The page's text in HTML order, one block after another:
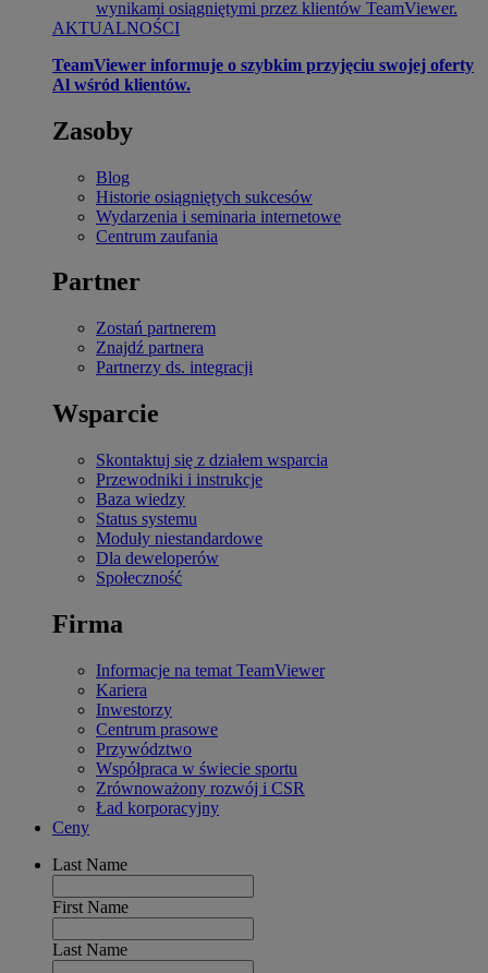
wynikami osiągniętymi przez klientów TeamViewer.
AKTUALNOŚCI
TeamViewer informuje o szybkim przyjęciu swojej oferty
Al wśród klientów.
Zasoby
Blog
Historie osiągniętych sukcesów
Wydarzenia i seminaria internetowe
Centrum zaufania
Partner
Zostań partnerem
Znajdź partnera
Partnerzy ds. integracji
Wsparcie
Skontaktuj się z działem wsparcia
Przewodniki i instrukcje
Baza wiedzy
Status systemu
Moduły niestandardowe
Dla deweloperów
Społeczność
Firma
Informacje na temat TeamViewer
Kariera
Inwestorzy
Centrum prasowe
Przywództwo
Współpraca w świecie sportu
Zrównoważony rozwój i CSR
Ład korporacyjny
Ceny
Last Name
First Name
Last Name